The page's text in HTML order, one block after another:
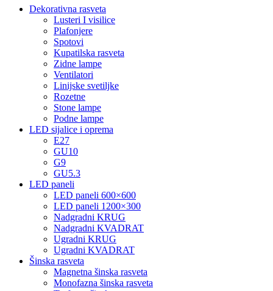
Dekorativna rasveta
Lusteri I visilice
Plafonjere
Spotovi
Kupatilska rasveta
Zidne lampe
Ventilatori
Linijske svetiljke
Rozetne
Stone lampe
Podne lampe
LED sijalice i oprema
E27
GU10
G9
GU5.3
LED paneli
LED paneli 600×600
LED paneli 1200×300
Nadgradni KRUG
Nadgradni KVADRAT
Ugradni KRUG
Ugradni KVADRAT
Šinska rasveta
Magnetna šinska rasveta
Monofazna šinska rasveta